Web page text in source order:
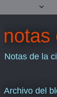
notas
Notas de la
Archivo del